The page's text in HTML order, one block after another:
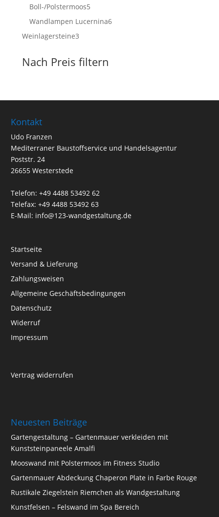
Produkte
Boll-/Polstermoos55
Produkte
Wandlampen Lucernina66
Weinlagersteine33
Nach Preis filtern
Kontakt
Udo Franzen
Mediterraner Baustoffservice und Handelsagentur
Poststr. 24
26655 Westerstede
Telefon: +49 4488 53492 62
Telefax: +49 4488 53492 63
E-Mail: info@123-wandgestaltung.de
Startseite
Versand & Lieferung
Zahlungsweisen
Allgemeine Geschäftsbedingungen
Datenschutz
Widerruf
Impressum
Vertrag widerrufen
Neuesten Beiträge
Gartengestaltung – Gartenmauer verkleiden mit
Kunststeinpaneele Amalfi
Mooswand mit Polstermoos im Fitness Studio
Gartenmauer Abdeckung Chaperon Plate in Farbe Rouge
Rustikale Ziegelstein Riemchen als Wandgestaltung
Kunstfelsen – Felswand im Spa Bereich